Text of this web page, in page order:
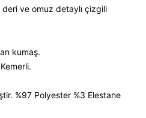
deri ve omuz detaylı çizgili
kumaş.
%97 Polyester %3 Elestane